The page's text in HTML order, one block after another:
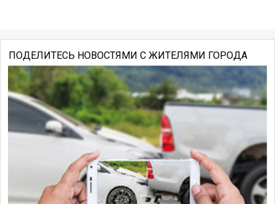
ПОДЕЛИТЕСЬ НОВОСТЯМИ С ЖИТЕЛЯМИ ГОРОДА